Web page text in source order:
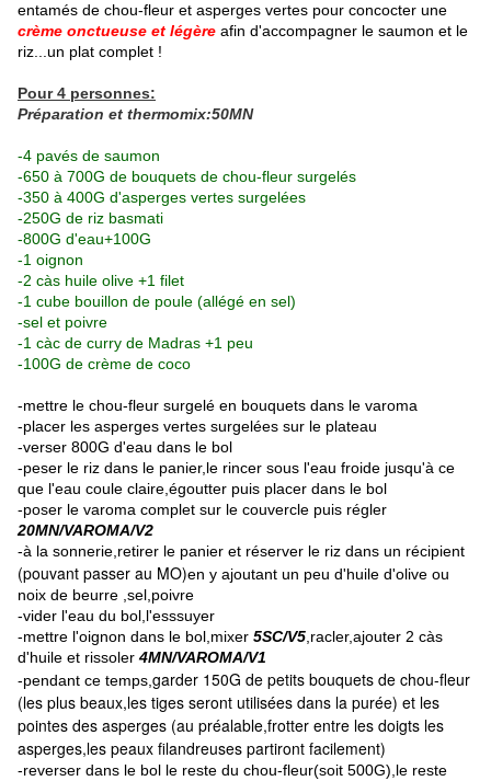
entamés de chou-fleur et asperges vertes pour concocter une
crème onctueuse et légère afin d'accompagner le saumon et le
riz...un plat complet !
Pour 4 personnes:
Préparation et thermomix:50MN
-4 pavés de saumon
-650 à 700G de bouquets de chou-fleur surgelés
-350 à 400G d'asperges vertes surgelées
-250G de riz basmati
-800G d'eau+100G
-1 oignon
-2 càs huile olive +1 filet
-1 cube bouillon de poule (allégé en sel)
-sel et poivre
-1 càc de curry de Madras +1 peu
-100G de crème de coco
-mettre le chou-fleur surgelé en bouquets dans le varoma
-placer les asperges vertes surgelées sur le plateau
-verser 800G d'eau dans le bol
-peser le riz dans le panier,le rincer sous l'eau froide jusqu'à ce
que l'eau coule claire,égoutter puis placer dans le bol
-poser le varoma complet sur le couvercle puis régler
20MN/VAROMA/V2
-à la sonnerie,retirer le panier et réserver le riz dans un récipient
(pouvant passer au MO)en y ajoutant un peu d'huile d'olive ou
noix de beurre ,sel,poivre
-vider l'eau du bol,l'esssuyer
-mettre l'oignon dans le bol,mixer 5SC/V5 ,racler,ajouter 2 càs
d'huile et rissoler 4MN/VAROMA/V1
-pendant ce temps, garder 150G de petits bouquets de chou-fleur
(les plus beaux,les tiges seront utilisées dans la purée) et les
pointes des asperges (au préalable,frotter entre les doigts les
asperges,les peaux filandreuses partiront facilement)
-reverser dans le bol le reste du chou-fleur(soit 500G),le reste